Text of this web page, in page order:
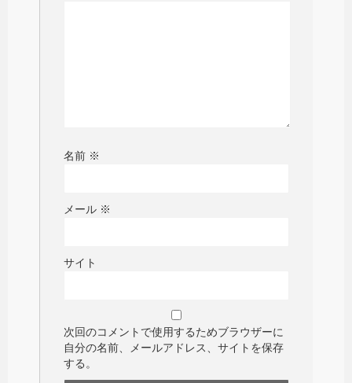
名前 ※
メール ※
サイト
次回のコメントで使用するためブラウザーに
自分の名前、メールアドレス、サイトを保存
する。